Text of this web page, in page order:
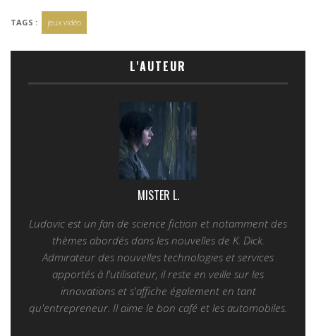
TAGS : jeux vidéo
L'AUTEUR
MISTER L.
Ludovic est un fan de science fiction et notamment des
thèmes abordés dans les nouvelles de K. Dick.
Admirateur des nouvelles technologies et services
apportés à l'utilisateur, il reste en veille sur les
innovations et s'affiche également en tant
qu'entrepreneur. Il aime le bon café et les automobiles.